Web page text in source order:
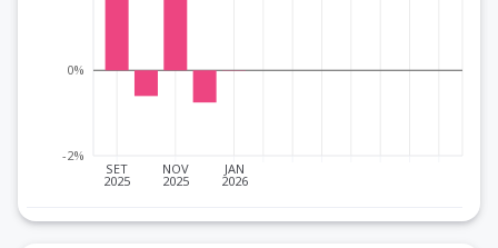
SET
2025
NOV
2025
JAN
2026
-2%
0%